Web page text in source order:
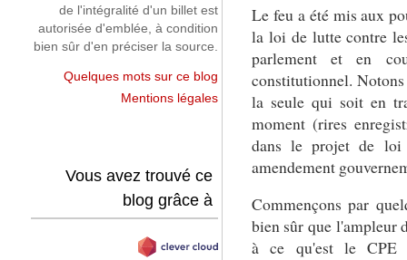
Le feu a été mis aux
la loi de lutte contre
parlement et en
constitutionnel.
la seule qui soit en
moment (rires
dans le projet de
amendement
Commençons par
bien sûr que l'ampleur
à ce qu'est le
de l'intégralité d'un billet est
autorisée d'emblée, à condition
bien sûr d'en préciser la source.
Quelques mots sur ce blog
Mentions légales
Vous avez trouvé ce
blog grâce à